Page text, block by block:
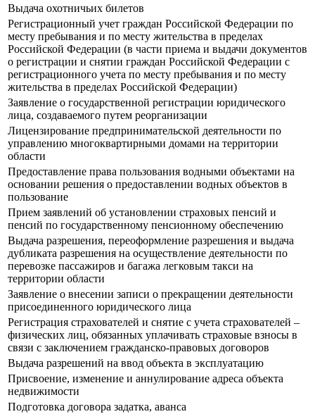
Выдача охотничьих билетов
Регистрационный учет граждан Российской Федерации по
месту пребывания и по месту жительства в пределах
Российской Федерации (в части приема и выдачи документов
о регистрации и снятии граждан Российской Федерации с
регистрационного учета по месту пребывания и по месту
жительства в пределах Российской Федерации)
Заявление о государственной регистрации юридического
лица, создаваемого путем реорганизации
Лицензирование предпринимательской деятельности по
управлению многоквартирными домами на территории
области
Предоставление права пользования водными объектами на
основании решения о предоставлении водных объектов в
пользование
Прием заявлений об установлении страховых пенсий и
пенсий по государственному пенсионному обеспечению
Выдача разрешения, переоформление разрешения и выдача
дубликата разрешения на осуществление деятельности по
перевозке пассажиров и багажа легковым такси на
территории области
Заявление о внесении записи о прекращении деятельности
присоединенного юридического лица
Регистрация страхователей и снятие с учета страхователей –
физических лиц, обязанных уплачивать страховые взносы в
связи с заключением гражданско-правовых договоров
Выдача разрешений на ввод объекта в эксплуатацию
Присвоение, изменение и аннулирование адреса объекта
недвижимости
Подготовка договора задатка, аванса